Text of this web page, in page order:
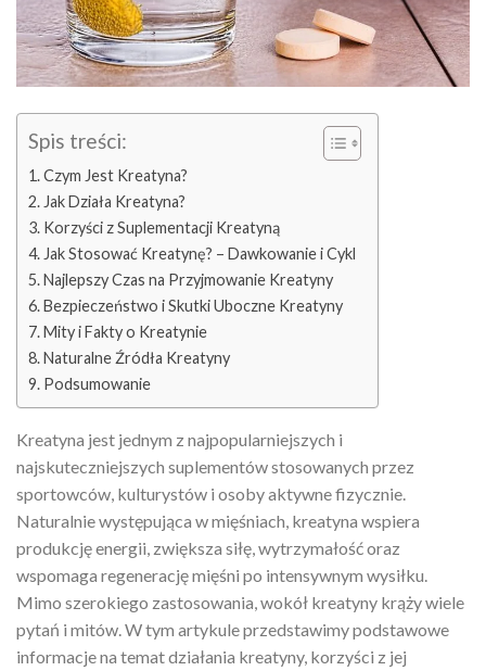
Spis treści:
Czym Jest Kreatyna?
Jak Działa Kreatyna?
Korzyści z Suplementacji Kreatyną
Jak Stosować Kreatynę? – Dawkowanie i Cykl
Najlepszy Czas na Przyjmowanie Kreatyny
Bezpieczeństwo i Skutki Uboczne Kreatyny
Mity i Fakty o Kreatynie
Naturalne Źródła Kreatyny
Podsumowanie
Kreatyna jest jednym z najpopularniejszych i
najskuteczniejszych suplementów stosowanych przez
sportowców, kulturystów i osoby aktywne fizycznie.
Naturalnie występująca w mięśniach, kreatyna wspiera
produkcję energii, zwiększa siłę, wytrzymałość oraz
wspomaga regenerację mięśni po intensywnym wysiłku.
Mimo szerokiego zastosowania, wokół kreatyny krąży wiele
pytań i mitów. W tym artykule przedstawimy podstawowe
informacje na temat działania kreatyny, korzyści z jej